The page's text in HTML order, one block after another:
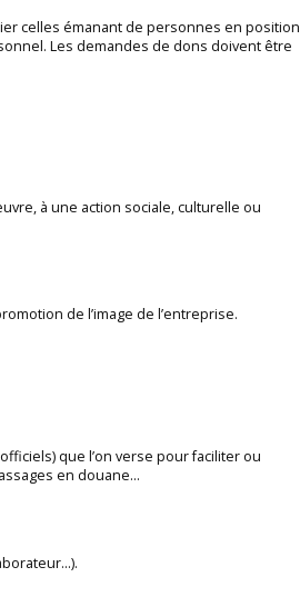
celles émanant de personnes en position
Les demandes de dons doivent être
à une action sociale, culturelle ou
de l’image de l’entreprise.
que l’on verse pour faciliter ou
en douane…